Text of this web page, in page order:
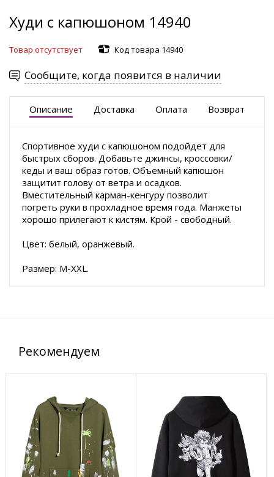
Худи с капюшоном 14940
Товар отсутствует Код товара 14940
Сообщите, когда появится в наличии
Описание Доставка Оплата Возврат
Спортивное худи с капюшоном подойдет для
быстрых сборов. Добавьте джинсы, кроссовки/
кеды и ваш образ готов. Объемный капюшон
защитит голову от ветра и осадков.
Вместительный карман-кенгуру позволит
погреть руки в прохладное время года. Манжеты
хорошо прилегают к кистям. Крой - свободный.
Цвет: белый, оранжевый.
Размер: M-XXL.
Рекомендуем